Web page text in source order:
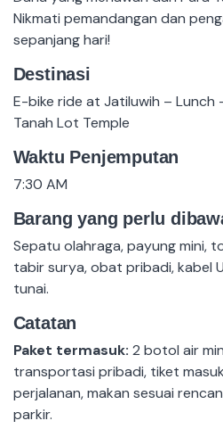
Nikmati pemandangan dan
sepanjang hari!
Destinasi
E-bike ride at Jatiluwih – Lunch
Tanah Lot Temple
Waktu Penjemputan
7:30 AM
Barang yang perlu
Sepatu olahraga, payung mini,
tabir surya, obat pribadi, kabel
tunai.
Catatan
Paket termasuk: 2 botol air
transportasi pribadi, tiket
perjalanan, makan sesuai
parkir.